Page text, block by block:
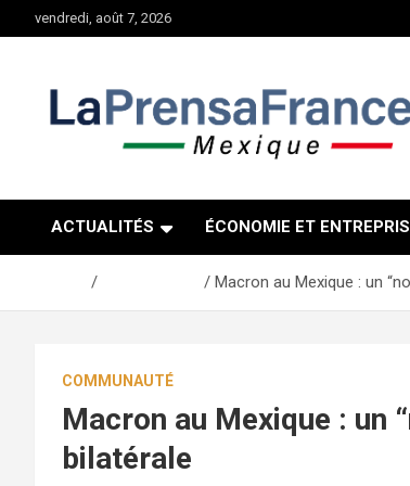
au
vendredi, août 7, 2026
ACTUALITÉS ÉCONOMIE ET
Macron au Mexique : un
COMMUNAUTÉ
Macron au Mexique : un
bilatérale